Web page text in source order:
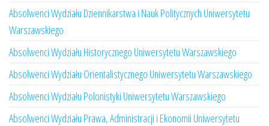
Absolwenci Wydziału Dziennikarstwa i Nauk Politycznych Uniwersytetu
Warszawskiego
Absolwenci Wydziału Historycznego Uniwersytetu Warszawskiego
Absolwenci Wydziału Orientalistycznego Uniwersytetu Warszawskiego
Absolwenci Wydziału Polonistyki Uniwersytetu Warszawskiego
Absolwenci Wydziału Prawa, Administracji i Ekonomii Uniwersytetu